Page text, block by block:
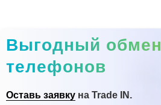
Выгодный обмен
телефонов
Оставь заявку на Trade IN.